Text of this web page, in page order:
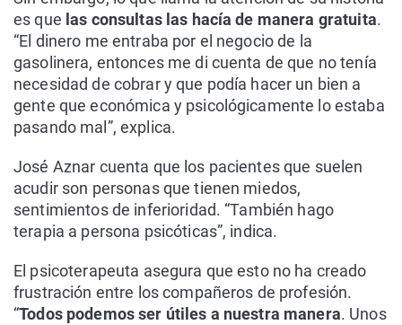
es que las consultas las hacía de manera gratuita.
“El dinero me entraba por el negocio de la
gasolinera, entonces me di cuenta de que no tenía
necesidad de cobrar y que podía hacer un bien a
gente que económica y psicológicamente lo estaba
pasando mal”, explica.
José Aznar cuenta que los pacientes que suelen
acudir son personas que tienen miedos,
sentimientos de inferioridad. “También hago
terapia a persona psicóticas”, indica.
El psicoterapeuta asegura que esto no ha creado
frustración entre los compañeros de profesión.
“Todos podemos ser útiles a nuestra manera. Unos